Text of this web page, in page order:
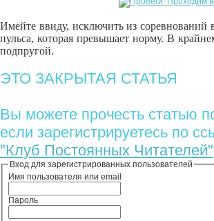
Имейте ввиду, исключить из соревнований
пульса, которая превышает норму. В
подпругой.
ЭТО ЗАКРЫТАЯ СТАТЬЯ
Вы можете прочесть статью
если зарегистрируетесь по
"Клуб Постоянных Читателей"
Вход для зарегистрированных пользователей
Имя пользователя или email
Пароль